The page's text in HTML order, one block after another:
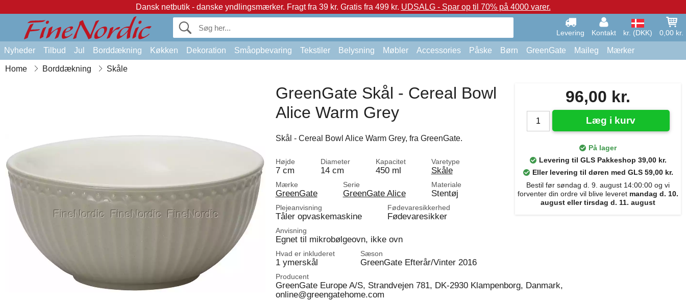
Dansk netbutik - danske yndlingsmærker. Fragt fra 39 kr. Gratis fra 499 kr. UDSALG - Spar op til 70% på 4000 varer.
Levering Kontakt kr. (DKK) 0,00 kr.
Nyheder Tilbud Jul Borddækning Køkken Dekoration Småopbevaring Tekstiler Belysning Møbler Accessories Påske Børn GreenGate Maileg Mærker
Home Borddækning Skåle
96,00 kr.
Læg i kurv
På lager
Levering til GLS Pakkeshop 39,00 kr.
Eller levering til døren med GLS 59,00 kr.
Bestil før søndag d. 9. august 14:00:00 og vi
forventer din ordre vil blive leveret mandag d. 10.
august eller tirsdag d. 11. august
GreenGate Skål - Cereal Bowl
Alice Warm Grey
Skål - Cereal Bowl Alice Warm Grey, fra GreenGate.
Højde
7 cm
Diameter
14 cm
Kapacitet
450 ml
Varetype
Skåle
Mærke
GreenGate
Serie
GreenGate Alice
Materiale
Stentøj
Plejeanvisning
Tåler opvaskemaskine
Fødevaresikkerhed
Fødevaresikker
Anvisning
Egnet til mikrobølgeovn, ikke ovn
Hvad er inkluderet
1 ymerskål
Sæson
GreenGate Efterår/Vinter 2016
Producent
GreenGate Europe A/S, Strandvejen 781, DK-2930 Klampenborg, Danmark,
online@greengatehome.com